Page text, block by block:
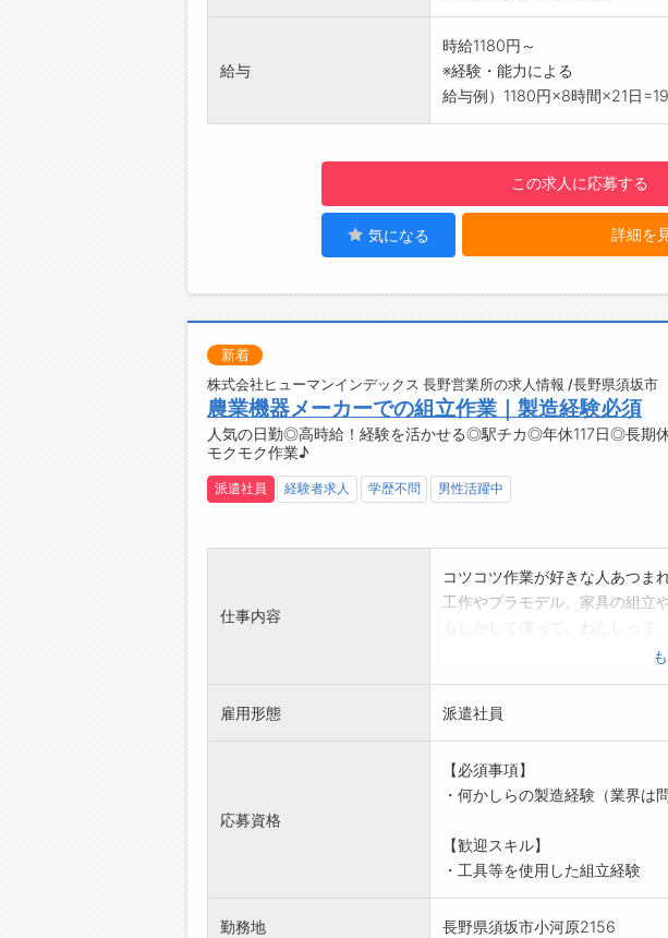
・ロッカー完備！
・食堂完備！
・お弁当の注文ができるので、
ん＾＾
・上下制服、帽子着用で作業し
新工場2026年5月完成！きれい
食堂完備、福利厚生施設が充実
◆給与前払い制度あり！
即日対応!!フォロー体制もバッチ
登録はご自宅からお電話で可能
◆職場見学可能！自分が働くイ
みなさまのご応募を心よりお待
給与
時給1180円～
※経験・能力による
給与例）1180円×8時間×21日
この求人に応募する
気になる 詳細を
新着
株式会社ヒューマンインデックス 長野営業所の求人情報 /長野県須坂市
農業機器メーカーでの組立作業｜製造経験必須
人気の日勤◎高時給！経験を活かせる◎駅チカ◎年休117日◎長期休
モクモク作業♪
派遣社員 経験者求人 学歴不問 男性活躍中
仕事内容
コツコツ作業が好きな人あつま
工作やプラモデル、家具の組立
もらえるかも！
農業用機械製造メーカーで薬剤
■農業用の薬剤散布車の部品組立
・工具を使用した各部品の組立
※流れ作業ではなく、1台ずつ作
※体を動かしたい方にピッタリで
【研修制度】
・先輩社員がイチから丁寧にお
雇用形態 派遣社員
応募資格
【必須事項】
・何かしらの製造経験（業界は
【歓迎スキル】
・工具等を使用した組立経験
勤務地 長野県須坂市小河原2156